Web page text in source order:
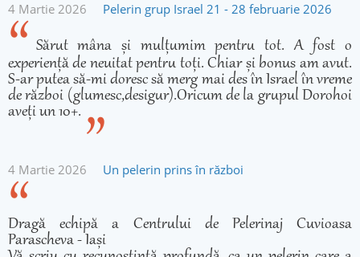
4 Martie 2026 Pelerin grup Israel 21 - 28 februarie 2026
Sărut mâna și mulțumim pentru tot. A fost o
experiență de neuitat pentru toți. Chiar și bonus am avut.
S-ar putea să-mi doresc să merg mai des în Israel în vreme
de război (glumesc,desigur).Oricum de la grupul Dorohoi
aveți un 10+.
4 Martie 2026 Un pelerin prins în război
Dragă echipă a Centrului de Pelerinaj Cuvioasa
Parascheva - Iași